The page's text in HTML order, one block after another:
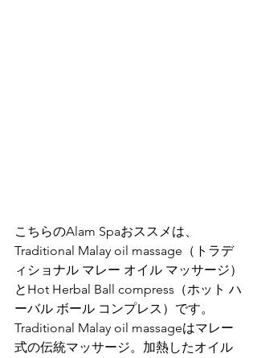
こちらのAlam Spaおススメは、
Traditional Malay oil massage（トラデ
ィショナル マレー オイル マッサージ）
とHot Herbal Ball compress（ホット ハ
ーバル ボール コンプレス）です。
Traditional Malay oil massageはマレー
式の伝統マッサージ。加熱したオイル